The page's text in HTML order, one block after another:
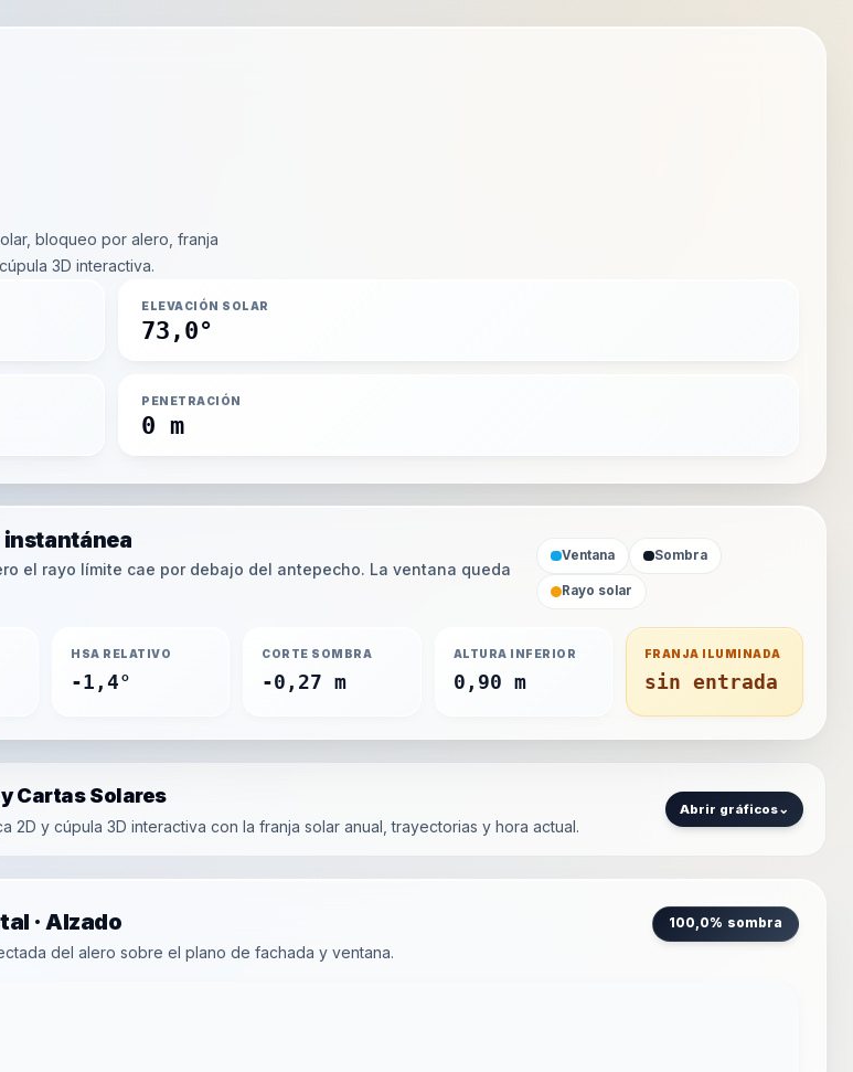
bloqueo por alero, franja
3D interactiva.
ELEVACIÓN SOLAR
73,0°
PENETRACIÓN
0 m
instantánea
el rayo límite cae por debajo del antepecho. La ventana queda
Ventana Sombra
Rayo solar
HSA RELATIVO
-1,4°
CORTE SOMBRA
-0,27 m
ALTURA INFERIOR
0,90 m
FRANJA ILUMINADA
sin entrada
Cartas Solares
2D y cúpula 3D interactiva con la franja solar anual, trayectorias y hora actual.
Abrir gráficos⌄
· Alzado
del alero sobre el plano de fachada y ventana.
100,0% sombra